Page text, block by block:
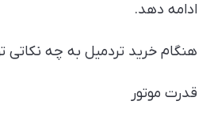
ادامه دهد.
هنگام خرید تردمیل به چه نکاتی
قدرت موتور